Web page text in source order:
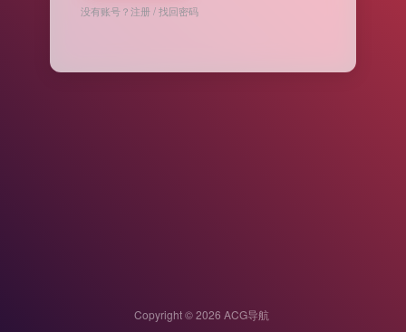
没有账号？注册/找回密码
Copyright © 2026 ACG导航